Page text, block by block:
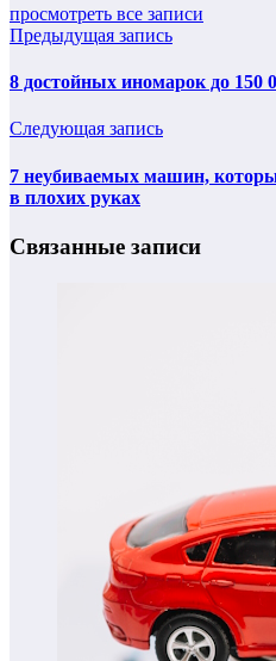
просмотреть все записи
Предыдущая запись
8 достойных иномарок до 150
Следующая запись
7 неубиваемых машин,
в плохих руках
Связанные записи